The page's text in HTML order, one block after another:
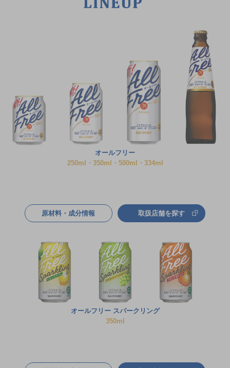
オールフリー
250ml・350ml・500ml・334ml
原材料・成分情報 取扱店舗を探す
オールフリー スパークリング
350ml